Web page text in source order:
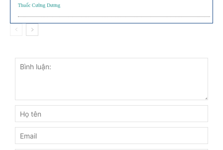
Thuốc Cường Dương